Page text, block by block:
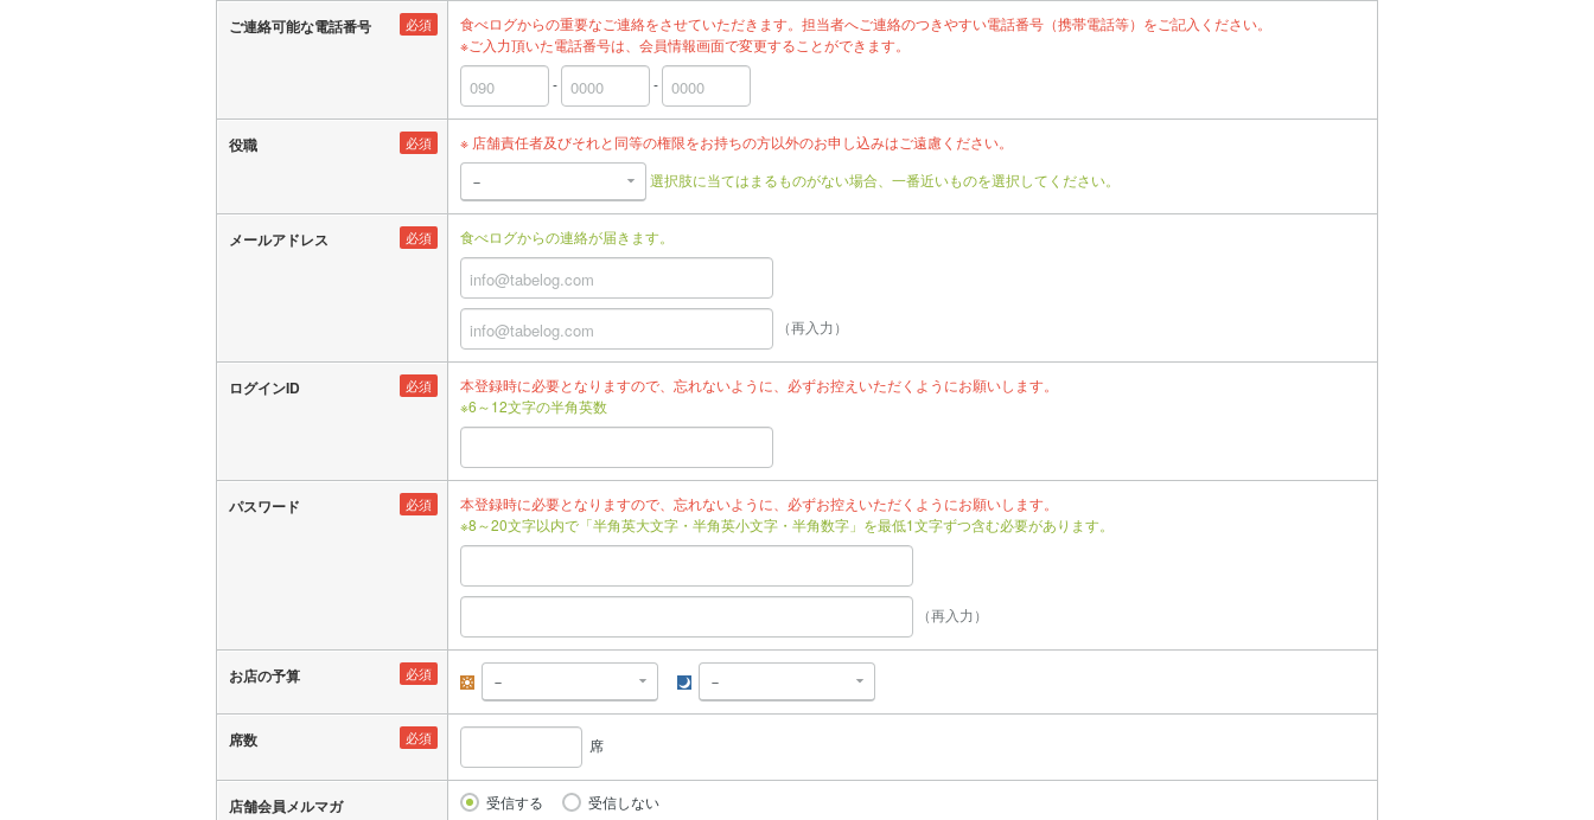
必須
ご連絡可能な電話番号
食べログからの重要なご連絡をさせていただきます。担当者へご連絡のつきやすい電話番号（携帯電話等）をご記入ください。
※ご入力頂いた電話番号は、会員情報画面で変更することができます。
-
-
必須
役職
※ 店舗責任者及びそれと同等の権限をお持ちの方以外のお申し込みはご遠慮ください。
選択肢に当てはまるものがない場合、一番近いものを選択してください。
必須
メールアドレス 食べログからの連絡が届きます。
（再入力）
必須
ログインID
本登録時に必要となりますので、忘れないように、必ずお控えいただくようにお願いします。
※6～12文字の半角英数
必須
パスワード
本登録時に必要となりますので、忘れないように、必ずお控えいただくようにお願いします。
※8～20文字以内で「半角英大文字・半角英小文字・半角数字」を最低1文字ずつ含む必要があります。
（再入力）
必須
お店の予算
必須
席数 席
店舗会員メルマガ 受信する
受信しない